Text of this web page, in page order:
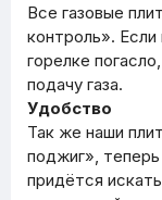
Все газовые
контроль». Если
горелке
подачу газа.
Удобство
Так же наши
поджиг»,
придётся